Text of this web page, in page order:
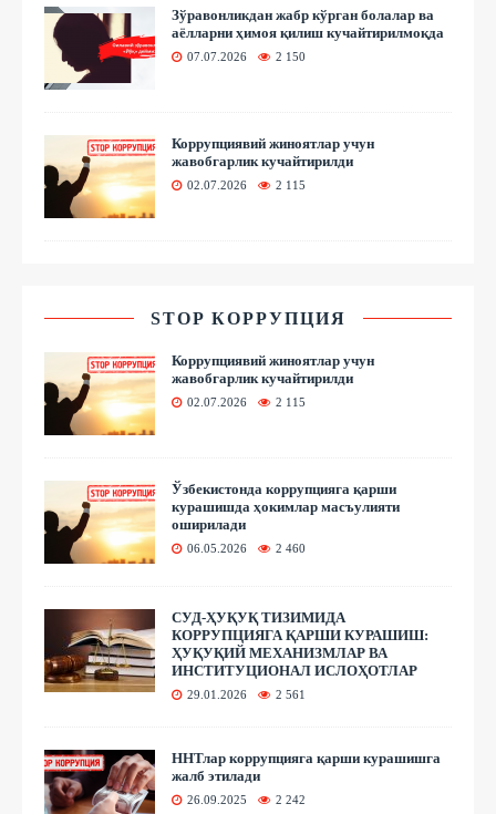
Зўравонликдан жабр кўрган болалар ва
аёлларни ҳимоя қилиш кучайтирилмоқда
07.07.2026 2 150
Коррупциявий жиноятлар учун
жавобгарлик кучайтирилди
02.07.2026 2 115
STOP КОРРУПЦИЯ
Коррупциявий жиноятлар учун
жавобгарлик кучайтирилди
02.07.2026 2 115
Ўзбекистонда коррупцияга қарши
курашишда ҳокимлар масъулияти
оширилади
06.05.2026 2 460
СУД-ҲУҚУҚ ТИЗИМИДА
КОРРУПЦИЯГА ҚАРШИ КУРАШИШ:
ҲУҚУҚИЙ МЕХАНИЗМЛАР ВА
ИНСТИТУЦИОНАЛ ИСЛОҲОТЛАР
29.01.2026 2 561
ННТлар коррупцияга қарши курашишга
жалб этилади
26.09.2025 2 242